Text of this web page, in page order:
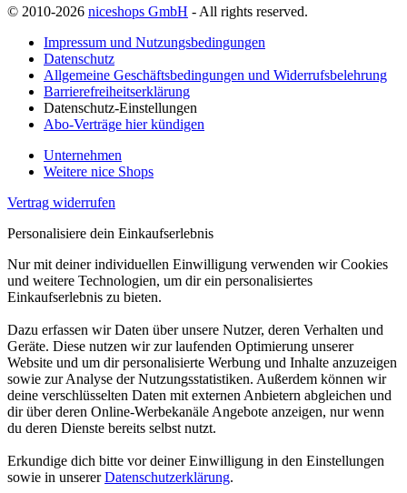
© 2010-2026 niceshops GmbH - All rights reserved.
Impressum und Nutzungsbedingungen
Datenschutz
Allgemeine Geschäftsbedingungen und Widerrufsbelehrung
Barrierefreiheitserklärung
Datenschutz-Einstellungen
Abo-Verträge hier kündigen
Unternehmen
Weitere nice Shops
Vertrag widerrufen
Personalisiere dein Einkaufserlebnis
Nur mit deiner individuellen Einwilligung verwenden wir Cookies
und weitere Technologien, um dir ein personalisiertes
Einkaufserlebnis zu bieten.
Dazu erfassen wir Daten über unsere Nutzer, deren Verhalten und
Geräte. Diese nutzen wir zur laufenden Optimierung unserer
Website und um dir personalisierte Werbung und Inhalte anzuzeigen
sowie zur Analyse der Nutzungsstatistiken. Außerdem können wir
deine verschlüsselten Daten mit externen Anbietern abgleichen und
dir über deren Online-Werbekanäle Angebote anzeigen, nur wenn
du deren Dienste bereits selbst nutzt.
Erkundige dich bitte vor deiner Einwilligung in den Einstellungen
sowie in unsererDatenschutzerklärung.